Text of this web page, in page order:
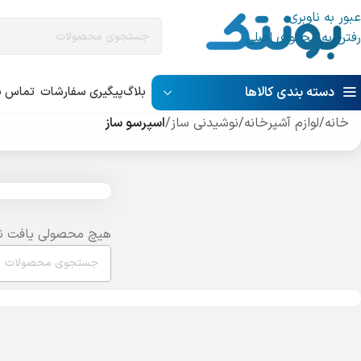
عبور به ناوبری
رفتن به محتوای اصلی
دسته بندی کالاها بلاگپیگیری سفارشات تماس
خانه/لوازم آشپرخانه/نوشیدنی ساز/اسپرسو ساز
هیچ محصولی یافت